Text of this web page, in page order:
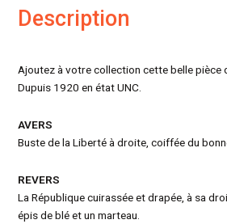
Description
Ajoutez à votre collection cette belle pièce
Dupuis 1920 en état UNC.
AVERS
Buste de la Liberté à droite, coiffée du
REVERS
La République cuirassée et drapée, à sa
épis de blé et un marteau.